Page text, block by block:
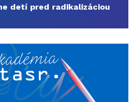
detí pred radikalizáciou